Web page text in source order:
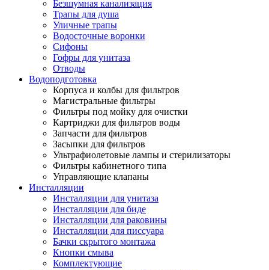
Безшумная канализация
Трапы для душа
Уличные трапы
Водосточные воронки
Сифоны
Гофры для унитаза
Отводы
Водоподготовка
Корпуса и колбы для фильтров
Магистральные фильтры
Фильтры под мойку для очистки
Картриджи для фильтров воды
Запчасти для фильтров
Засыпки для фильтров
Ультрафиолетовые лампы и стерилизаторы
Фильтры кабинетного типа
Управляющие клапаны
Инсталляции
Инсталляции для унитаза
Инсталляции для биде
Инсталляции для раковины
Инсталляции для писсуара
Бачки скрытого монтажа
Кнопки смыва
Комплектующие